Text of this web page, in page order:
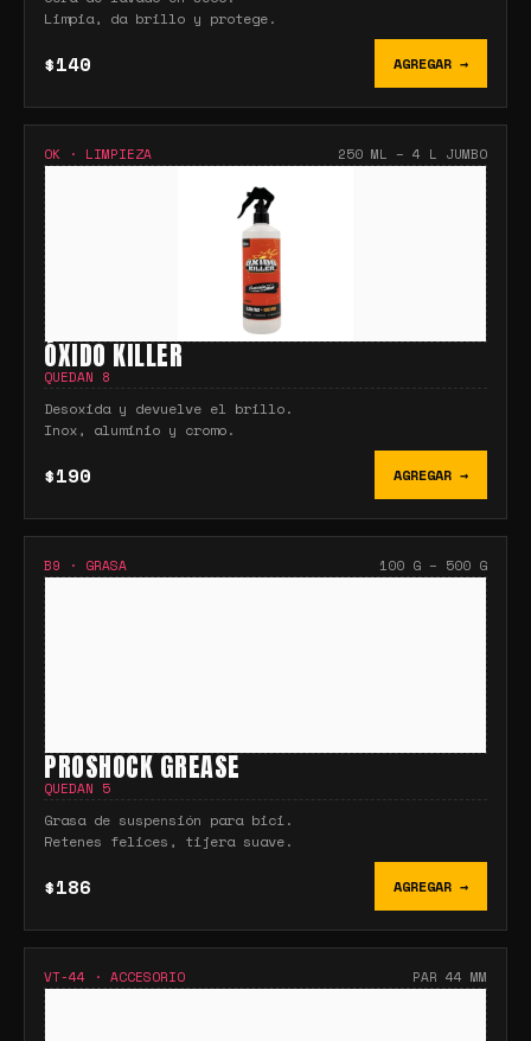
Limpia, da brillo y protege.
$140 AGREGAR →
OK · LIMPIEZA 250 ML – 4 L JUMBO
ÓXIDO KILLER
QUEDAN 8
Desoxida y devuelve el brillo.
Inox, aluminio y cromo.
$190 AGREGAR →
B9 · GRASA 100 G – 500 G
PROSHOCK GREASE
QUEDAN 5
Grasa de suspensión para bici.
Retenes felices, tijera suave.
$186 AGREGAR →
VT-44 · ACCESORIO PAR 44 MM